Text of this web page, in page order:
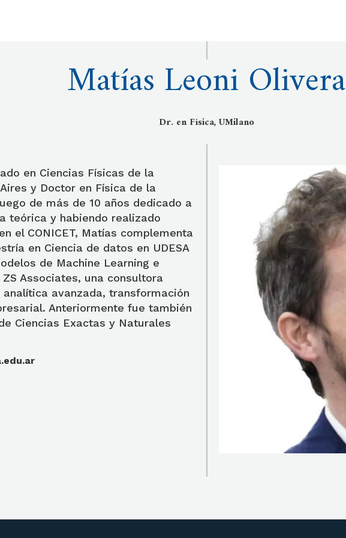
Matías Leoni Olivera
Dr. en Física, UMilano
en Ciencias Físicas de la
y Doctor en Física de la
de más de 10 años dedicado a
teórica y habiendo realizado
el CONICET, Matías complementa
en Ciencia de datos en UDESA
de Machine Learning e
Associates, una consultora
avanzada, transformación
Anteriormente fue también
Ciencias Exactas y Naturales